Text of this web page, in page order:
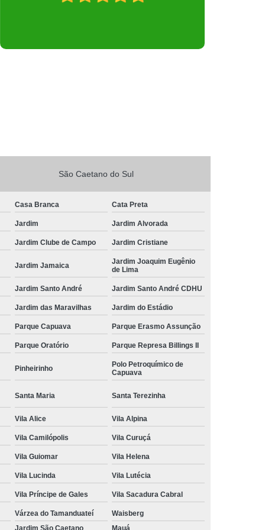
São Caetano do Sul
Casa Branca Cata Preta
Jardim Jardim Alvorada
Jardim Clube de Campo Jardim Cristiane
Jardim Jamaica
Jardim Joaquim Eugênio
de Lima
Jardim Santo André Jardim Santo André CDHU
Jardim das Maravilhas Jardim do Estádio
Parque Capuava Parque Erasmo Assunção
Parque Oratório Parque Represa Billings II
Pinheirinho
Polo Petroquímico de
Capuava
Santa Maria Santa Terezinha
Vila Alice Vila Alpina
Vila Camilópolis Vila Curuçá
Vila Guiomar Vila Helena
Vila Lucinda Vila Lutécia
Vila Príncipe de Gales Vila Sacadura Cabral
Várzea do Tamanduateí
Waisberg
Jardim São Caetano Mauá